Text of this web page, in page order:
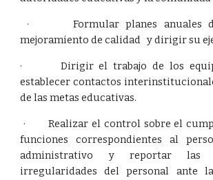
· Formular planes anuales
mejoramiento de calidad y dirigir su
· Dirigir el trabajo de los
establecer contactos
de las metas educativas.
· Realizar el control sobre el
funciones correspondientes al
administrativo y reportar las
irregularidades del personal ante